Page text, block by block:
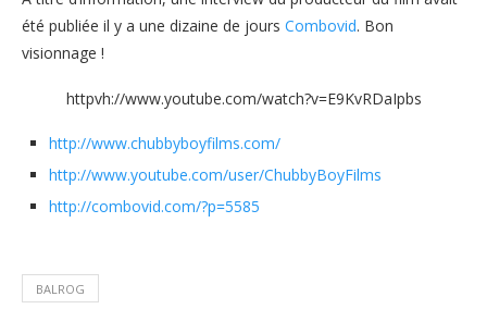
été publiée il y a une dizaine de jours Combovid. Bon
visionnage !
httpvh://www.youtube.com/watch?v=E9KvRDaIpbs
http://www.chubbyboyfilms.com/
http://www.youtube.com/user/ChubbyBoyFilms
http://combovid.com/?p=5585
BALROG